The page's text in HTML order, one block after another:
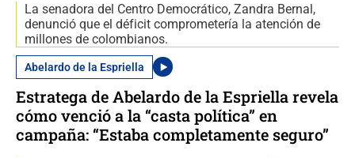
La senadora del Centro Democrático, Zandra Bernal,
denunció que el déficit comprometería la atención de
millones de colombianos.
Abelardo de la Espriella
Estratega de Abelardo de la Espriella revela
cómo venció a la “casta política” en
campaña: “Estaba completamente seguro”